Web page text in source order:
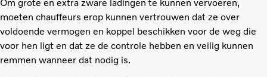
Om grote en extra zware ladingen te kunnen vervoeren,
moeten chauffeurs erop kunnen vertrouwen dat ze over
voldoende vermogen en koppel beschikken voor de weg die
voor hen ligt en dat ze de controle hebben en veilig kunnen
remmen wanneer dat nodig is.